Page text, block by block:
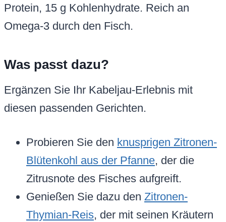
Protein, 15 g Kohlenhydrate. Reich an
Omega-3 durch den Fisch.
Was passt dazu?
Ergänzen Sie Ihr Kabeljau-Erlebnis mit
diesen passenden Gerichten.
Probieren Sie den knusprigen Zitronen-
Blütenkohl aus der Pfanne, der die
Zitrusnote des Fisches aufgreift.
Genießen Sie dazu den Zitronen-
Thymian-Reis, der mit seinen Kräutern